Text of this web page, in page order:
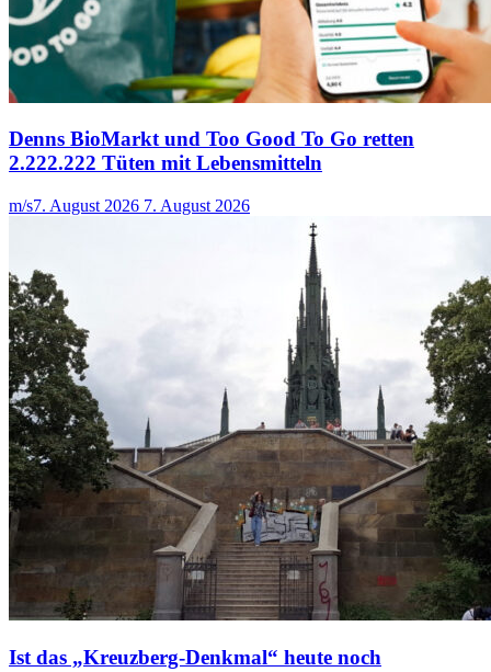
Denns BioMarkt und Too Good To Go retten
2.222.222 Tüten mit Lebensmitteln
m/s7. August 2026 7. August 2026
Ist das „Kreuzberg-Denkmal“ heute noch